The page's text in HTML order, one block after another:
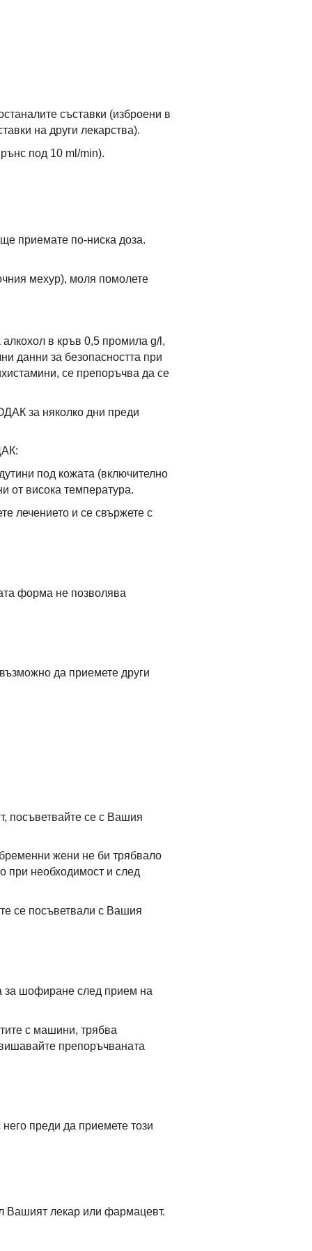
съставки (изброени в
на други лекарства).
под 10 ml/min).
приемате по-ниска доза.
мехур), моля помолете
в кръв 0,5 промила g/l,
данни за безопасността при
се препоръчва да се
за няколко дни преди
под кожата (включително
от висока температура.
лечението и се свържете с
форма не позволява
да приемете други
посъветвайте се с Вашия
жени не би трябвало
при необходимост и след
се посъветвали с Вашия
за шофиране след прием на
с машини, трябва
препоръчваната
преди да приемете този
Вашият лекар или фармацевт.